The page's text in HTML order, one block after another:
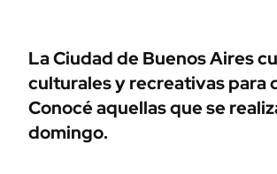
ÁMBITO DEBATE
MEDIAKIT AMBITO DEBATE
La Ciudad de Buenos Aires
culturales y recreativas
Conocé aquellas que se
domingo.